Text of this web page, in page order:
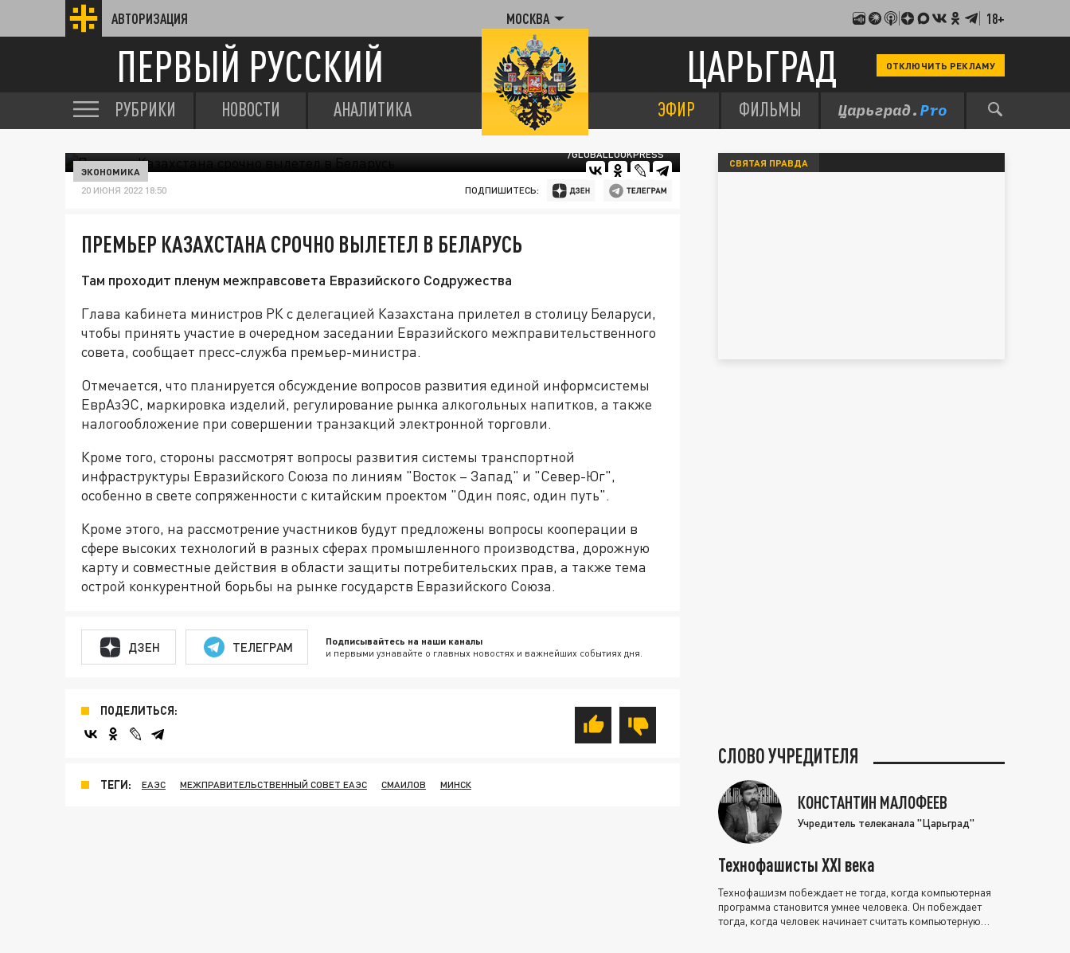
АВТОРИЗАЦИЯ МОСКВА 18+
ПЕРВЫЙ РУССКИЙ ЦАРЬГРАД ОТКЛЮЧИТЬ РЕКЛАМУ
РУБРИКИ НОВОСТИ АНАЛИТИКА ЭФИР ФИЛЬМЫ
/GLOBALLOOKPRESS
ЭКОНОМИКА
20 ИЮНЯ 2022 18:50 ПОДПИШИТЕСЬ:
ПРЕМЬЕР КАЗАХСТАНА СРОЧНО ВЫЛЕТЕЛ В БЕЛАРУСЬ
Там проходит пленум межправсовета Евразийского Содружества
Глава кабинета министров РК с делегацией Казахстана прилетел в столицу Беларуси,
чтобы принять участие в очередном заседании Евразийского межправительственного
совета, сообщает пресс-служба премьер-министра.
Отмечается, что планируется обсуждение вопросов развития единой информсистемы
ЕврАзЭС, маркировка изделий, регулирование рынка алкогольных напитков, а также
налогообложение при совершении транзакций электронной торговли.
Кроме того, стороны рассмотрят вопросы развития системы транспортной
инфраструктуры Евразийского Союза по линиям "Восток – Запад" и "Север-Юг",
особенно в свете сопряженности с китайским проектом "Один пояс, один путь".
Кроме этого, на рассмотрение участников будут предложены вопросы кооперации в
сфере высоких технологий в разных сферах промышленного производства, дорожную
карту и совместные действия в области защиты потребительских прав, а также тема
острой конкурентной борьбы на рынке государств Евразийского Союза.
ДЗЕН ТЕЛЕГРАМ Подписывайтесь на наши каналы
и первыми узнавайте о главных новостях и важнейших событиях дня.
ПОДЕЛИТЬСЯ:
ТЕГИ: ЕАЭС МЕЖПРАВИТЕЛЬСТВЕННЫЙ СОВЕТ ЕАЭС СМАИЛОВ МИНСК
СВЯТАЯ ПРАВДА
СЛОВО УЧРЕДИТЕЛЯ
КОНСТАНТИН МАЛОФЕЕВ
Учредитель телеканала "Царьград"
Технофашисты XXI века
Технофашизм побеждает не тогда, когда компьютерная
программа становится умнее человека. Он побеждает
тогда, когда человек начинает считать компьютерную